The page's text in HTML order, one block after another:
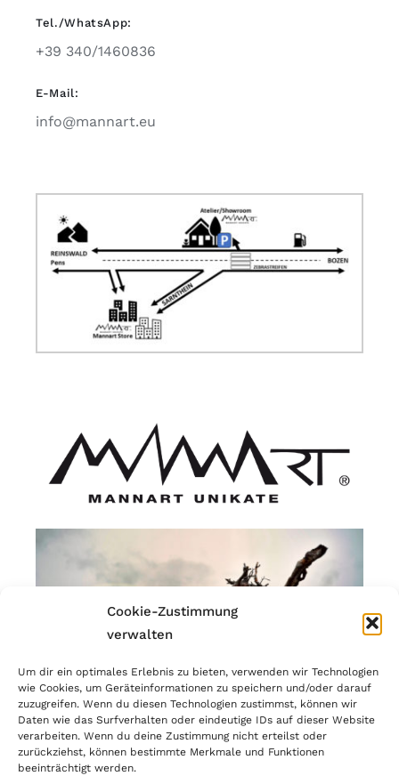
Cookie-Zustimmung
verwalten
Um dir ein optimales Erlebnis zu bieten, verwenden wir Technologien
wie Cookies, um Geräteinformationen zu speichern und/oder darauf
zuzugreifen. Wenn du diesen Technologien zustimmst, können wir
Daten wie das Surfverhalten oder eindeutige IDs auf dieser Website
verarbeiten. Wenn du deine Zustimmung nicht erteilst oder
zurückziehst, können bestimmte Merkmale und Funktionen
beeinträchtigt werden.
Tel./WhatsApp:
+39 340/1460836
E-Mail:
info@mannart.eu